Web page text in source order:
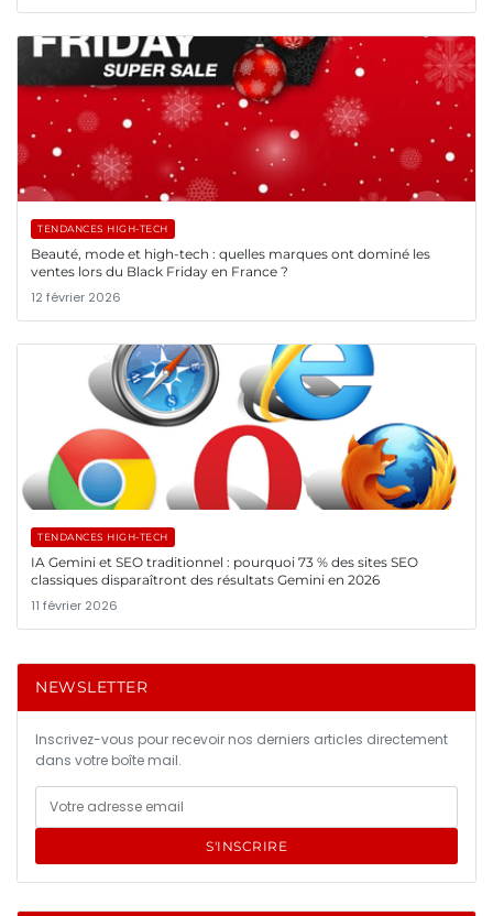
TENDANCES HIGH-TECH
Beauté, mode et high-tech : quelles marques ont dominé les
ventes lors du Black Friday en France ?
12 février 2026
TENDANCES HIGH-TECH
IA Gemini et SEO traditionnel : pourquoi 73 % des sites SEO
classiques disparaîtront des résultats Gemini en 2026
11 février 2026
NEWSLETTER
Inscrivez-vous pour recevoir nos derniers articles directement
dans votre boîte mail.
S'INSCRIRE